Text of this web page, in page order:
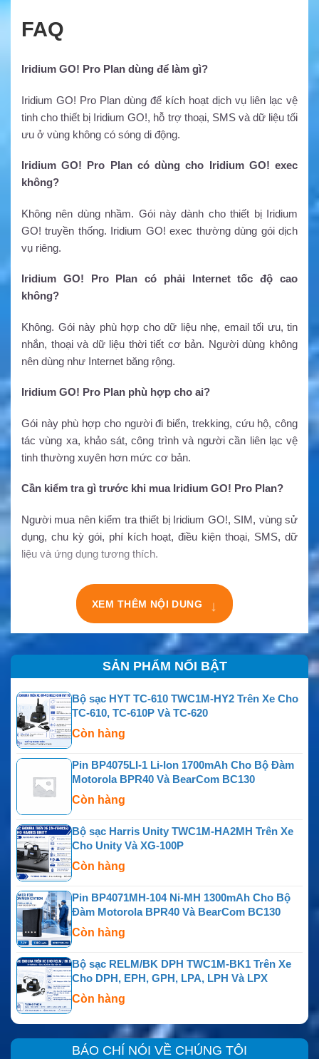
FAQ
Iridium GO! Pro Plan dùng để làm gì?
Iridium GO! Pro Plan dùng để kích hoạt dịch vụ liên lạc vệ
tinh cho thiết bị Iridium GO!, hỗ trợ thoại, SMS và dữ liệu tối
ưu ở vùng không có sóng di động.
Iridium GO! Pro Plan có dùng cho Iridium GO! exec
không?
Không nên dùng nhầm. Gói này dành cho thiết bị Iridium
GO! truyền thống. Iridium GO! exec thường dùng gói dịch
vụ riêng.
Iridium GO! Pro Plan có phải Internet tốc độ cao
không?
Không. Gói này phù hợp cho dữ liệu nhẹ, email tối ưu, tin
nhắn, thoại và dữ liệu thời tiết cơ bản. Người dùng không
nên dùng như Internet băng rộng.
Iridium GO! Pro Plan phù hợp cho ai?
Gói này phù hợp cho người đi biển, trekking, cứu hộ, công
tác vùng xa, khảo sát, công trình và người cần liên lạc vệ
tinh thường xuyên hơn mức cơ bản.
Cần kiểm tra gì trước khi mua Iridium GO! Pro Plan?
Người mua nên kiểm tra thiết bị Iridium GO!, SIM, vùng sử
dụng, chu kỳ gói, phí kích hoạt, điều kiện thoại, SMS, dữ
liệu và ứng dụng tương thích.
XEM THÊM NỘI DUNG ↓
SẢN PHẨM NỔI BẬT
Bộ sạc HYT TC-610 TWC1M-HY2 Trên Xe Cho
TC-610, TC-610P Và TC-620
Còn hàng
Pin BP4075LI-1 Li-Ion 1700mAh Cho Bộ Đàm
Motorola BPR40 Và BearCom BC130
Còn hàng
Bộ sạc Harris Unity TWC1M-HA2MH Trên Xe
Cho Unity Và XG-100P
Còn hàng
Pin BP4071MH-104 Ni-MH 1300mAh Cho Bộ
Đàm Motorola BPR40 Và BearCom BC130
Còn hàng
Bộ sạc RELM/BK DPH TWC1M-BK1 Trên Xe
Cho DPH, EPH, GPH, LPA, LPH Và LPX
Còn hàng
BÁO CHÍ NÓI VỀ CHÚNG TÔI